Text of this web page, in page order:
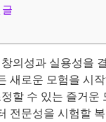
의성과 실용성을
새로운 모험을 시
할 수 있는 즐거
전문성을 시험할